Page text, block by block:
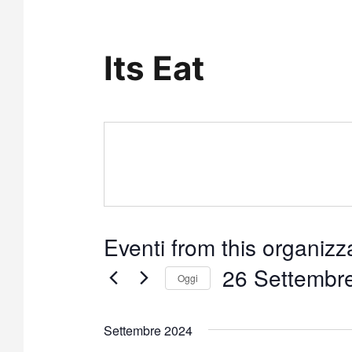
Its Eat
Eventi from this
Oggi 26
Settembre 2024